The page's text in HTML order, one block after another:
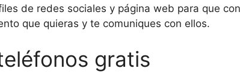
de redes sociales y página web para que
que quieras y te comuniques con ellos.
gratis